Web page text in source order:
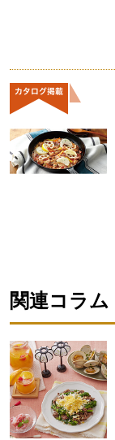
関連コラム